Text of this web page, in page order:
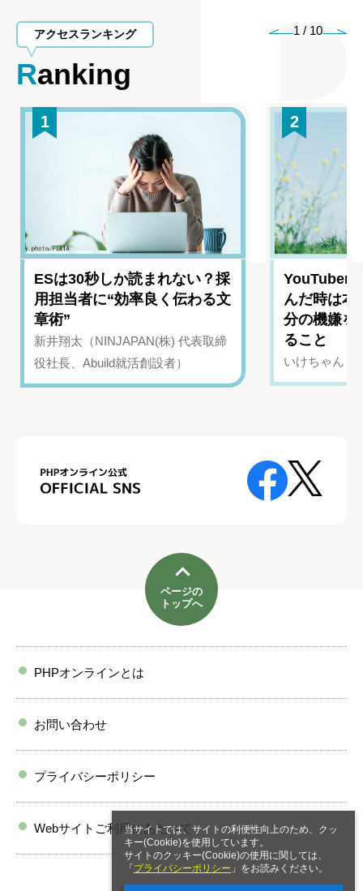
当サイトでは、サイトの利便性向上のため、クッ
キー(Cookie)を使用しています。
サイトのクッキー(Cookie)の使用に関しては、
「 プライバシーポリシー 」をお読みください。
アクセスランキング
Ranking
1 / 10
1
ESは30秒しか読まれない？採
用担当者に“効率良く伝わる文
章術”
新井翔太（NINJAPAN(株) 代表取締
役社長、Abuild就活創設者）
2
YouTuber
んだ時は
分の機嫌を
ること
いけちゃん（
ページの
トップへ
PHPオンラインとは
お問い合わせ
プライバシーポリシー
Webサイトご利用にあたって